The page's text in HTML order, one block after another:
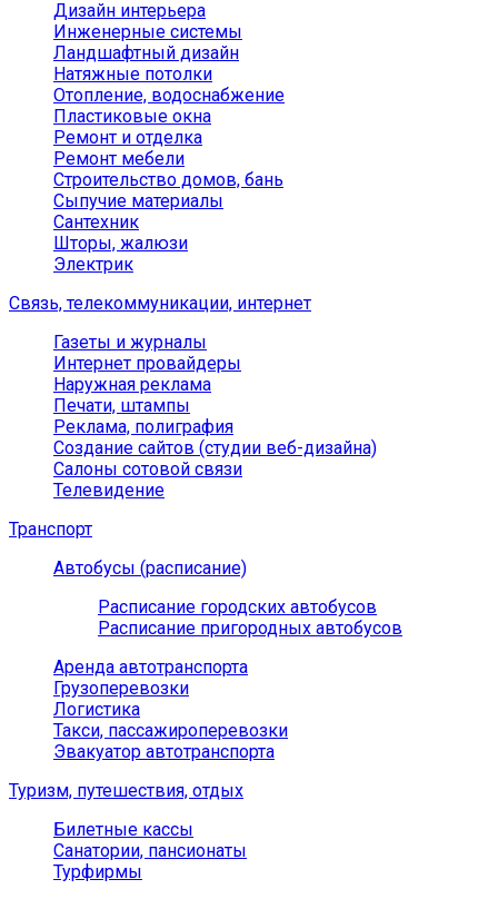
Дизайн интерьера
Инженерные системы
Ландшафтный дизайн
Натяжные потолки
Отопление, водоснабжение
Пластиковые окна
Ремонт и отделка
Ремонт мебели
Строительство домов, бань
Сыпучие материалы
Сантехник
Шторы, жалюзи
Электрик
Связь, телекоммуникации, интернет
Газеты и журналы
Интернет провайдеры
Наружная реклама
Печати, штампы
Реклама, полиграфия
Создание сайтов (студии веб-дизайна)
Салоны сотовой связи
Телевидение
Транспорт
Автобусы (расписание)
Расписание городских автобусов
Расписание пригородных автобусов
Аренда автотранспорта
Грузоперевозки
Логистика
Такси, пассажироперевозки
Эвакуатор автотранспорта
Туризм, путешествия, отдых
Билетные кассы
Санатории, пансионаты
Турфирмы